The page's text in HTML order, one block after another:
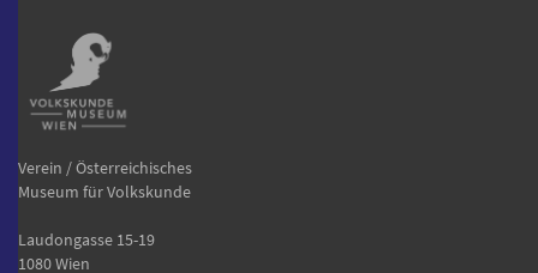
Verein / Österreichisches
Museum für Volkskunde
Laudongasse 15-19
1080 Wien